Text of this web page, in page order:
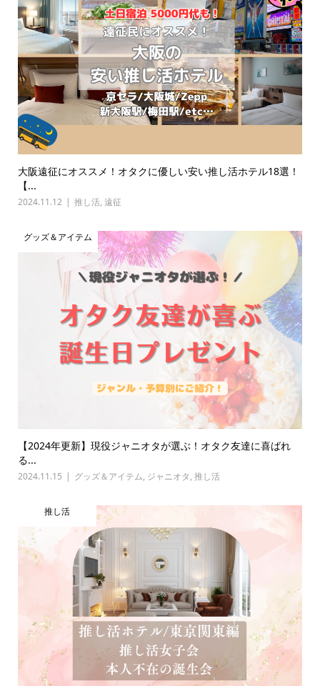
大阪遠征にオススメ！オタクに優しい安い推し活ホテル18選！
【...
2024.11.12 推し活, 遠征
グッズ＆アイテム
【2024年更新】現役ジャニオタが選ぶ！オタク友達に喜ばれ
る...
2024.11.15 グッズ＆アイテム, ジャニオタ, 推し活
推し活